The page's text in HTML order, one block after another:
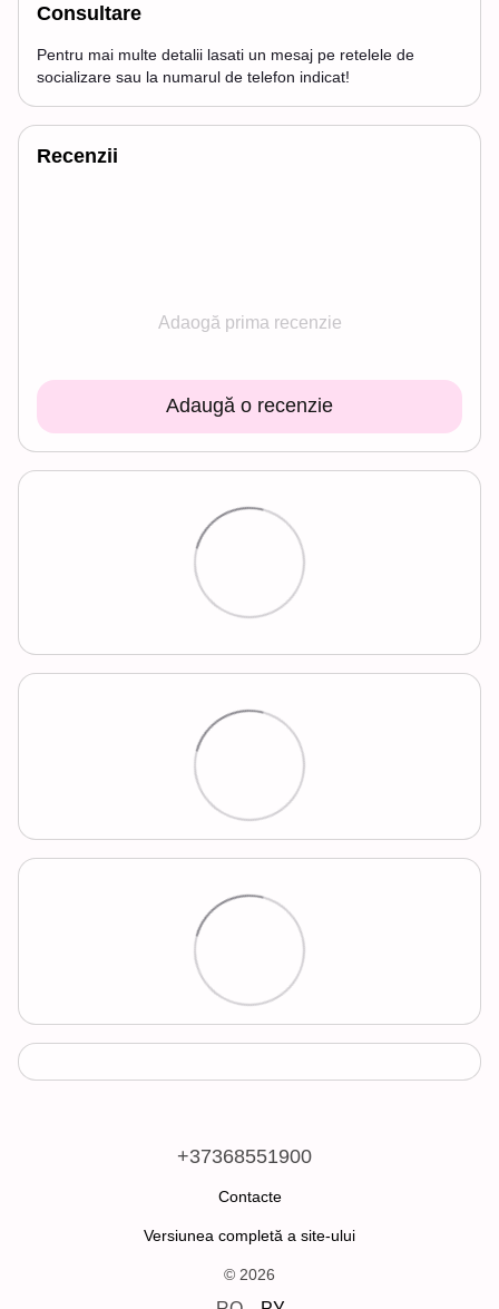
Consultare
Pentru mai multe detalii lasati un mesaj pe retelele de
socializare sau la numarul de telefon indicat!
Recenzii
Adaogă prima recenzie
Adaugă o recenzie
+37368551900
Contacte
Versiunea completă a site-ului
© 2026